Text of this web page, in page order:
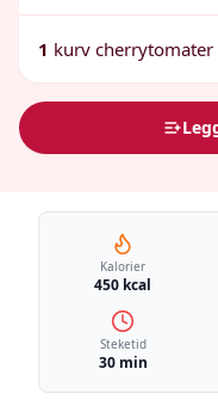
1 kurv cherrytomater
Kalorier
450 kcal
Steketid
30 min